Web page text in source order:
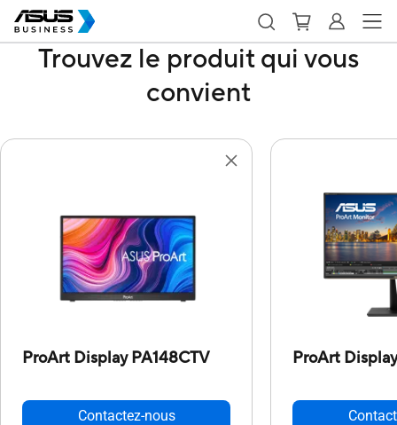
Trouvez le produit qui vous
convient
ProArt Display PA148CTV
Contactez-nous
ProArt